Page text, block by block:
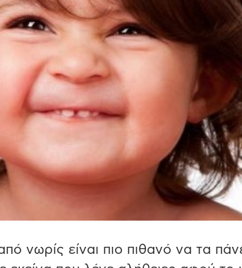
νωρίς είναι πιο πιθανό να τα